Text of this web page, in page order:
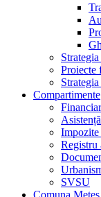
Proiecte
Compartimente
Impozite
Registru
SVSU